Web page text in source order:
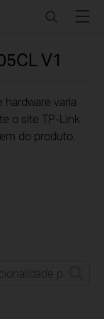
SearchMenu
V1
varia
o site TP-Link
do produto.